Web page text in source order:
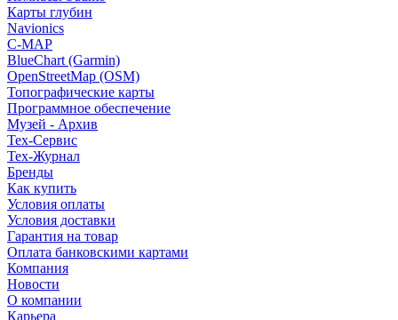
Карты глубин
Navionics
C-MAP
BlueChart (Garmin)
OpenStreetMap (OSM)
Топографические карты
Программное обеспечение
Музей - Архив
Tex-Сервис
Тех-Журнал
Бренды
Как купить
Условия оплаты
Условия доставки
Гарантия на товар
Оплата банковскими картами
Компания
Новости
О компании
Карьера